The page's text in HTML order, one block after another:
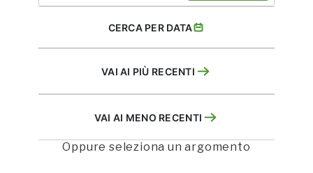
CERCA PER DATA
VAI AI PIÙ RECENTI
VAI AI MENO RECENTI
Oppure seleziona un argomento